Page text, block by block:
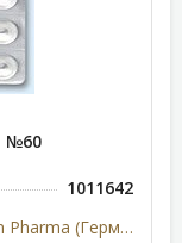
№60
1011642
Boehringer Ingelheim Pharma (Германия)